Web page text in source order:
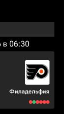
в 06:30
Филадельфия